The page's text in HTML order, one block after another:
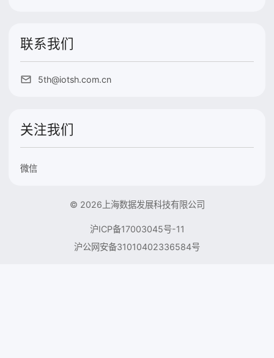
联系我们
5th@iotsh.com.cn
关注我们
微信
© 2026上海数据发展科技有限公司
沪ICP备17003045号-11
沪公网安备31010402336584号